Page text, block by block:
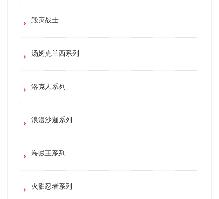
毁灭战士
汤姆克兰西系列
洛克人系列
浪漫沙迦系列
海贼王系列
火影忍者系列